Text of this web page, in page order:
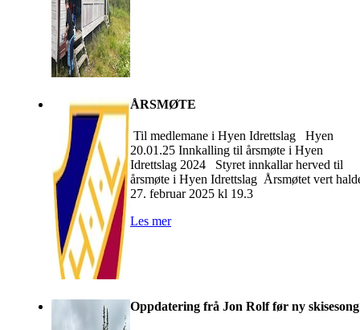
ÅRSMØTE
Til medlemane i Hyen Idrettslag Hyen
20.01.25 Innkalling til årsmøte i Hyen
Idrettslag 2024 Styret innkallar herved til
årsmøte i Hyen Idrettslag Årsmøtet vert
27. februar 2025 kl 19.3
Les mer
Oppdatering frå Jon Rolf før ny skisesong